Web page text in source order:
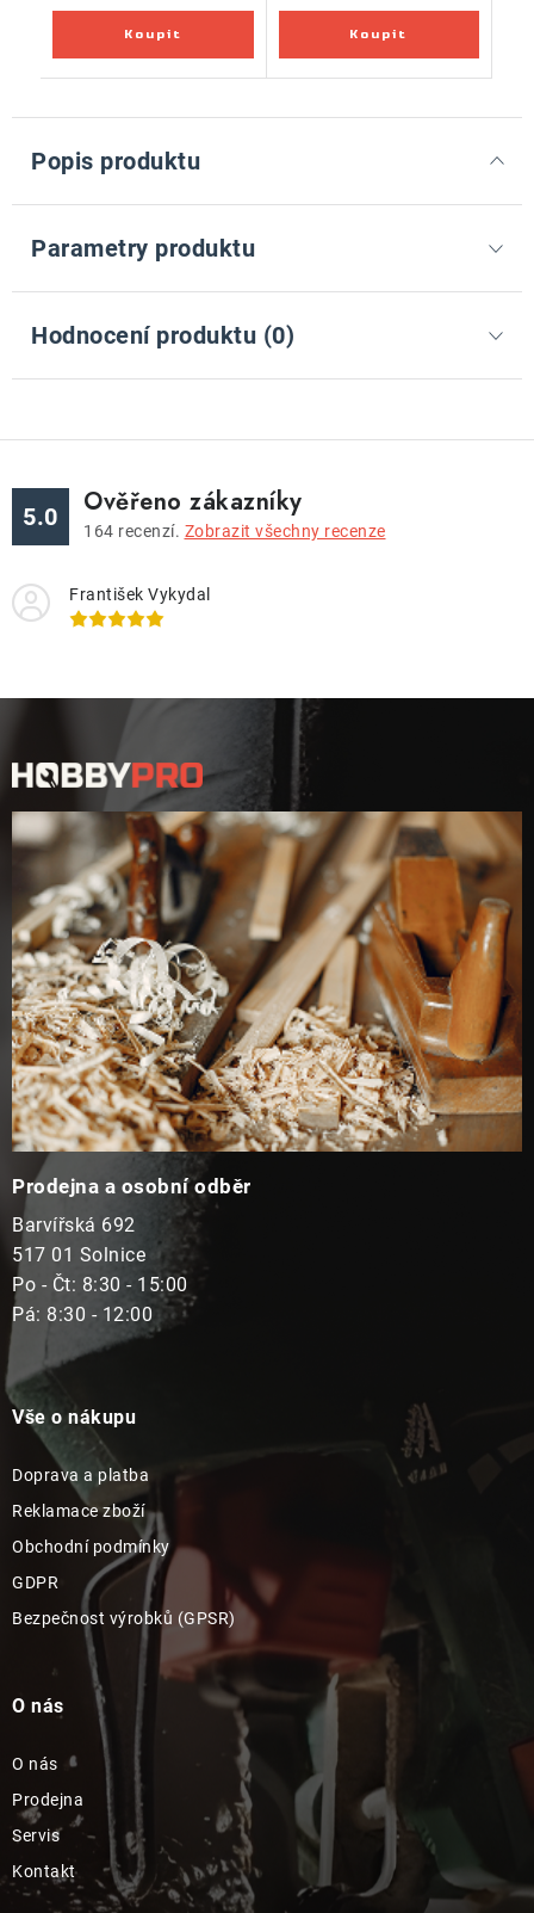
Popis produktu
Parametry produktu
Hodnocení produktu (0)
5.0 Ověřeno zákazníky
164 recenzí. Zobrazit všechny recenze
František Vykydal
p
a
Prodejna a osobní odběr
Barvířská 692
517 01 Solnice
Po - Čt: 8:30 - 15:00
Pá: 8:30 - 12:00
Vše o nákupu
Doprava a platba
Reklamace zboží
Obchodní podmínky
GDPR
Bezpečnost výrobků (GPSR)
O nás
O nás
Prodejna
Servis
Kontakt